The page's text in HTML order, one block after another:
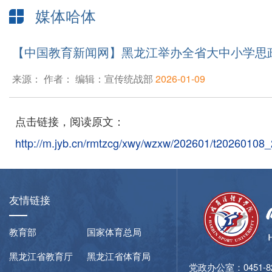
媒体哈体
【中国教育新闻网】黑龙江举办全省大中小学
来源： 作者： 编辑：宣传统战部 2026-01-09
点击链接，阅读原文：
http://m.jyb.cn/rmtzcg/xwy/wzxw/202601/
友情链接
教育部
国家体育总局
黑龙江省教育厅
黑龙江省体育局
党政办公室：0451-